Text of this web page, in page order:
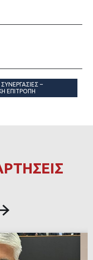
–
ΕΠΙΤΡΟΠΗ